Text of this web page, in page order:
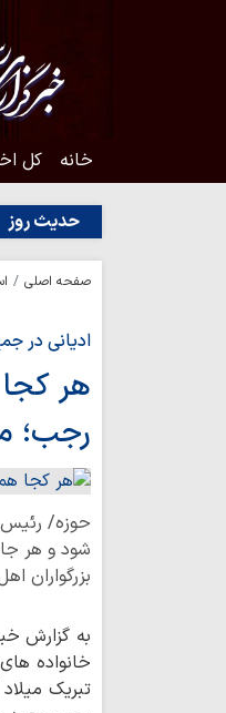
خانه کل
حدیث روزبه محبت اهل‌بیت(ع)
صفحه اصلی
ادیانی در
هر
رجب؛
حوزه/
شود و هر
بزرگواران
به گزارش
خانواده
تبریک